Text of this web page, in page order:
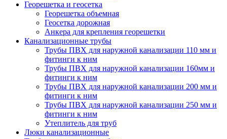
Георешетка и геосетка
Георешетка объемная
Геосетка дорожная
Анкера для крепления георешетки
Канализационные трубы
Трубы ПВХ для наружной канализации 110 мм и
фитинги к ним
Трубы ПВХ для наружной канализации 160мм и
фитинги к ним
Трубы ПВХ для наружной канализации 200 мм и
фитинги к ним
Трубы ПВХ для наружной канализации 250 мм и
фитинги к ним
Утеплитель для труб
Люки канализационные